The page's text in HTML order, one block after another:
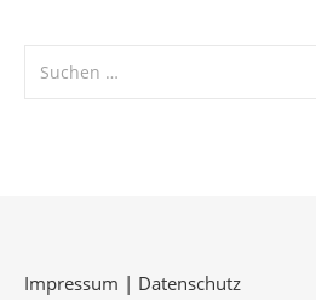
Impressum | Datenschutz